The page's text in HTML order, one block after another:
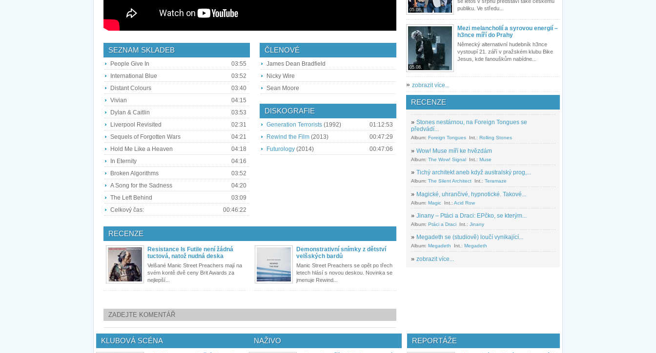
SEZNAM SKLADEB
People Give In
03:55
International Blue
03:52
Distant Colours
03:40
Vivian
04:15
Dylan & Caitlin
03:53
Liverpool Revisited
02:31
Sequels of Forgotten Wars
04:21
Hold Me Like a Heaven
04:18
In Eternity
04:16
Broken Algorithms
03:52
A Song for the Sadness
04:20
The Left Behind
03:09
Celkový čas:
00:46:22
ČLENOVÉ
James Dean Bradfield
Nicky Wire
Sean Moore
DISKOGRAFIE
Generation Terrorists (1992)
01:12:53
Rewind the Film (2013)
00:47:29
Futurology (2014) 00:47:06
RECENZE
Resistance Is Futile není žádná
tuctová, natož nudná deska
Velšané Manic Street Preachers mají na
svém kontě dvě ceny Brit Awards za
nejlepší...
Demonstrativní snímky z dětství
velšských bardů
Manic Street Preachers se opět po třech
letech hlásí s novou deskou. Novinka se
jmenuje Rewind...
ZADEJTE KOMENTÁŘ
05.08.
publiku. Ve středu...
05.08.
Mezi melancholií a syrovou energií –
h3nce míří do Prahy
Německý alternativní hudebník h3nce
vystoupí 21. září v pražském klubu Bike
Jesus, kde fanouškům nabídne...
» zobrazit více...
RECENZE
» Stones nestárnou, na Foreign Tongues se
předvádí...
Album: Foreign Tongues Int.: Rolling Stones
» Wow! Muse míří ke hvězdám
Album: The Wow! Signal Int.: Muse
» Tichý architekt aneb když australský prog,...
Album: The Silent Architect Int.: Teramaze
» Magické, uhrančivé, hypnotické. Takové...
Album: Magic Int.: Acid Row
» Jinany – Ptáci a Draci: EPčko, se kterým...
Album: Ptáci a Draci Int.: Jinany
» Megadeth se (studiově) loučí vynikající...
Album: Megadeth Int.: Megadeth
» zobrazit více...
KLUBOVÁ SCÉNA NAŽIVO REPORTÁŽE